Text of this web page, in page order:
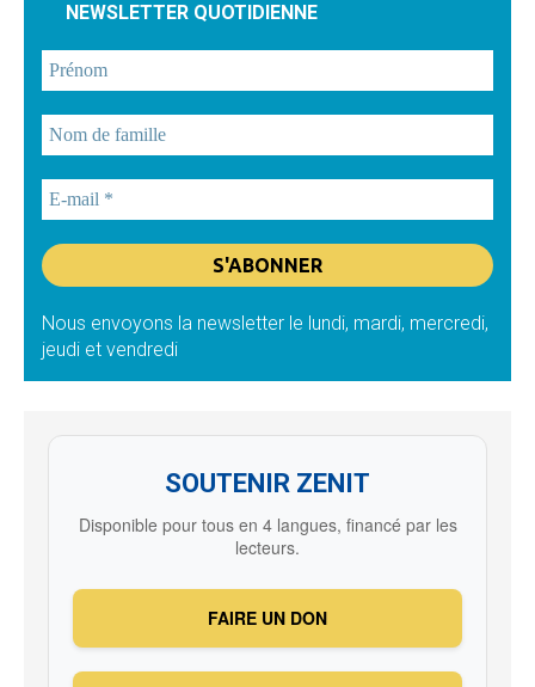
NEWSLETTER QUOTIDIENNE
Nous envoyons la newsletter le lundi, mardi, mercredi,
jeudi et vendredi
SOUTENIR ZENIT
Disponible pour tous en 4 langues, financé par les
lecteurs.
FAIRE UN DON